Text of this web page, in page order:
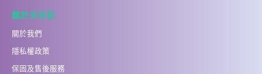
關於米豆奶
關於我們
隱私權政策
保固及售後服務